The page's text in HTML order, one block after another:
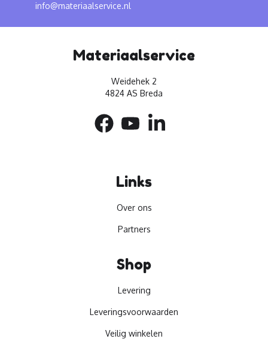
info@materiaalservice.nl
Materiaalservice
Weidehek 2
4824 AS Breda
Links
Over ons
Partners
Shop
Levering
Leveringsvoorwaarden
Veilig winkelen